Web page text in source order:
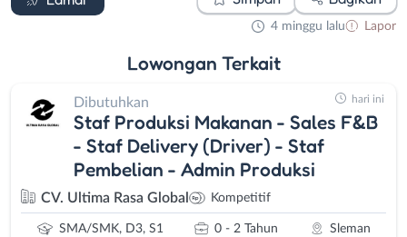
4 minggu lalu Lapor
Lowongan Terkait
Dibutuhkan
Staf Produksi Makanan - Sales F&B
- Staf Delivery (Driver) - Staf
Pembelian - Admin Produksi
CV. Ultima Rasa Global Kompetitif
SMA/SMK, D3, S1 0 - 2 Tahun Sleman
hari ini